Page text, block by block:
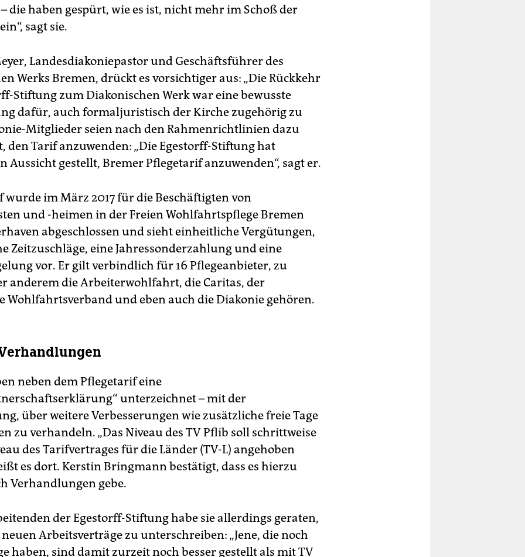
die haben gespürt, wie es ist, nicht mehr im Schoß der
sagt sie.
Landesdiakoniepastor und Geschäftsführer des
Werks Bremen, drückt es vorsichtiger aus: „Die Rückkehr
Stiftung zum Diakonischen Werk war eine bewusste
dafür, auch formaljuristisch der Kirche zugehörig zu
Mitglieder seien nach den Rahmenrichtlinien dazu
den Tarif anzuwenden: „Die Egestorff-Stiftung hat
Aussicht gestellt, Bremer Pflegetarif anzuwenden“, sagt er.
wurde im März 2017 für die Beschäftigten von
und -heimen in der Freien Wohlfahrtspflege Bremen
abgeschlossen und sieht einheitliche Vergütungen,
Zeitzuschläge, eine Jahressonderzahlung und eine
vor. Er gilt verbindlich für 16 Pflegeanbieter, zu
anderem die Arbeiterwohlfahrt, die Caritas, der
Wohlfahrtsverband und eben auch die Diakonie gehören.
neben dem Pflegetarif eine
unterzeichnet – mit der
über weitere Verbesserungen wie zusätzliche freie Tage
zu verhandeln. „Das Niveau des TV Pflib soll schrittweise
des Tarifvertrages für die Länder (TV-L) angehoben
es dort. Kerstin Bringmann bestätigt, dass es hierzu
Verhandlungen gebe.
der Egestorff-Stiftung habe sie allerdings geraten,
Arbeitsverträge zu unterschreiben: „Jene, die noch
haben, sind damit zurzeit noch besser gestellt als mit TV